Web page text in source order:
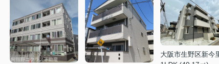
大阪市生野区新今